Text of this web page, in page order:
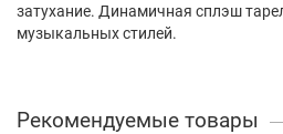
затухание. Динамичная сплэш
музыкальных стилей.
Рекомендуемые товары